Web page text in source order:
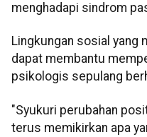
menghadapi sindrom
Lingkungan sosial yang
dapat membantu
psikologis sepulang
"Syukuri perubahan
terus memikirkan apa